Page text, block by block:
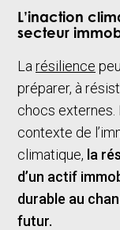
L’inaction
secteur
La résilience
préparer, à
chocs externes.
contexte de
climatique, la
d’un actif
durable au
futur.